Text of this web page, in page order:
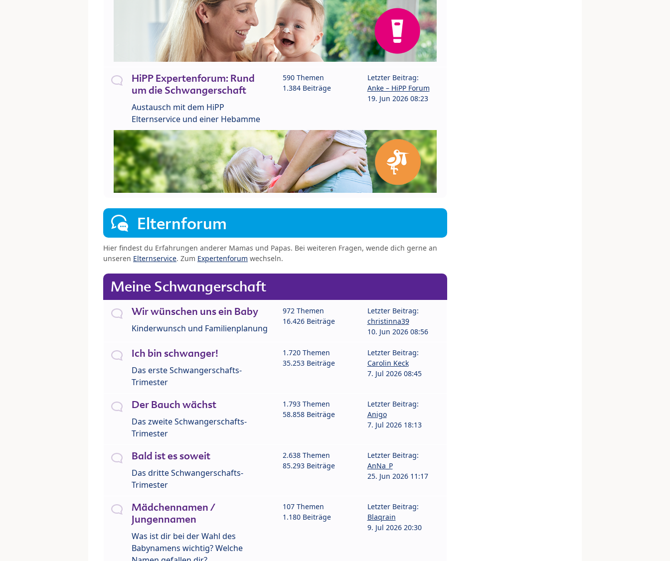
HiPP Expertenforum: Rund
um die Schwangerschaft
Austausch mit dem HiPP
Elternservice und einer Hebamme
590 Themen
1.384 Beiträge
Letzter Beitrag:
Anke – HiPP Forum
19. Jun 2026 08:23
Elternforum
Hier findest du Erfahrungen anderer Mamas und Papas. Bei weiteren Fragen, wende dich gerne an
unseren Elternservice. Zum Expertenforum wechseln.
Meine Schwangerschaft
Wir wünschen uns ein Baby
Kinderwunsch und Familienplanung
972 Themen
16.426 Beiträge
Letzter Beitrag:
christinna39
10. Jun 2026 08:56
Ich bin schwanger!
Das erste Schwangerschafts-
Trimester
1.720 Themen
35.253 Beiträge
Letzter Beitrag:
Carolin Keck
7. Jul 2026 08:45
Der Bauch wächst
Das zweite Schwangerschafts-
Trimester
1.793 Themen
58.858 Beiträge
Letzter Beitrag:
Anigo
7. Jul 2026 18:13
Bald ist es soweit
Das dritte Schwangerschafts-
Trimester
2.638 Themen
85.293 Beiträge
Letzter Beitrag:
AnNa_P
25. Jun 2026 11:17
Mädchennamen /
Jungennamen
Was ist dir bei der Wahl des
Babynamens wichtig? Welche
107 Themen
1.180 Beiträge
Letzter Beitrag:
Blaqrain
9. Jul 2026 20:30